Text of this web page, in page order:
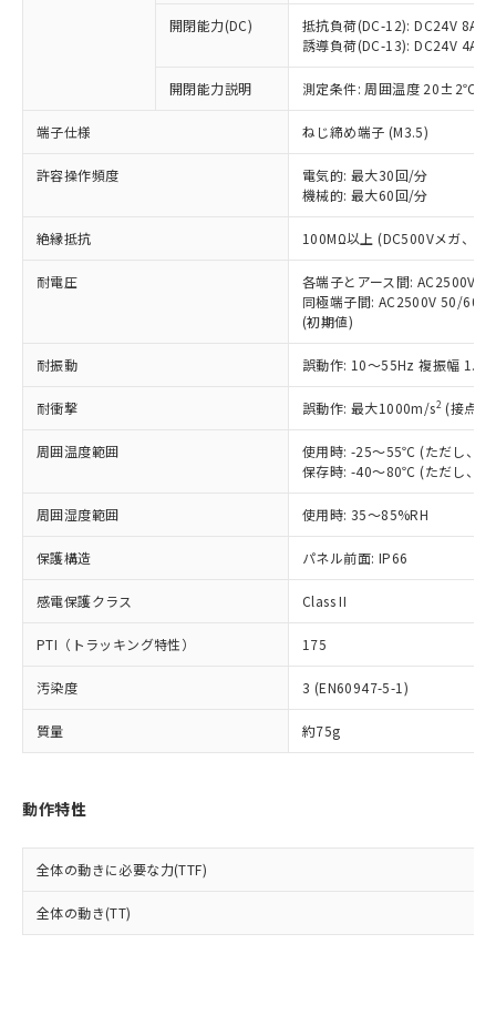
開閉能力(DC)
抵抗負荷(DC-12): DC24V 8A/
誘導負荷(DC-13): DC24V 4A/
開閉能力説明 測定条件: 周囲温度 20±2℃、
端子仕様 ねじ締め端子 (M3.5)
許容操作頻度
電気的: 最大30回/分
機械的: 最大60回/分
絶縁抵抗 100MΩ以上 (DC500Vメガ、点
耐電圧
各端子とアース間: AC2500V
同極端子間: AC2500V 50/
(初期値)
耐振動 誤動作: 10～55Hz 複振幅
耐衝撃 誤動作: 最大1000m/s2 (接点
周囲温度範囲
使用時: -25～55℃ (ただし、氷
保存時: -40～80℃ (ただし、氷
周囲湿度範囲 使用時: 35～85%RH
保護構造 パネル前面: IP66
感電保護クラス Class II
PTI（トラッキング特性） 175
汚染度 3 (EN60947-5-1)
質量 約75g
動作特性
全体の動きに必要な力(TTF)
全体の動き(TT)
商品の当社在庫状況および標準価格
(税抜)を提供させていただくもので
当社制御機器事業取扱商品の中には、
本サービスの対象外となる商品もある
ことをご了承ください。
在庫状況および標準価格照会結果は、
記載している更新日時点での社内デー
タに基づき作成されるものであり、閲
覧された時点での実際の在庫および標
準価格とは異なる場合があることをご
正式な納期状況および標準価格はお客
様のお取引先、またはお客様担当のオ
ムロン制御機器販売店・当社販売員に
オムロン制御機器販売店や当社販売拠
販売ネットワーク
」をご確認
在庫状況および標準価格結果を当社の
事前の承諾なく第三者に漏洩または開
示しないようお願いします。
マイパーツ機能（部品リスト作成サー
ビス）をご利用いただくには、I-Web
メンバーズにご登録されている必要が
あります。
お客様が当ウェブサイト上で当社にご
登録された部品リストについて、当社
および当社の共同利用者が、当社の製
品・サービスに関するお客様との取
引・商談に必要な範囲で利用すること
非含有の対応状況を調査中または確認中の
非該当品：ライセンス料など無形物で、有
害物質有無と関係のない商品です。
いたものが、含有品と判明した場合などや
むを得ず変更することがあります。
鉛(Pb) 1000ppm以下、 水銀(Hg) 1000ppm以下、 カド
六価クロム(Cr(Ⅵ)) 1000ppm以下、ポリ臭化ビフェニル
類(PBB) 1000ppm以下、ポリ臭化ジフェニルエーテル類
(PBDE) 1000ppm以下、フタル酸ビス(2-エチルヘキシ
ル) (DEHP)(別名：DOP) 1000ppm以下、フタル酸ブチ
ルベンジル（BBP） 1000ppm以下、フタル酸ジブチル
（DBP） 1000ppm以下、フタル酸ジイソブチル
但し、RoHS指令で産業用監視および制御機器に対する
図的な使用がないことを確認しています。
部品在庫の切り替え状況などにより、予定
月が前後することがあります。
※3 非含有証明書ダウンロード
下記の非含有証明書をダウンロードするこ
EU RoHS指令（10物質）の非含有証明書
ものではありません。
また、RoHS指令のフタル酸エステル類４
荷製品に未対応品が混在することから備考
「○」：最大均質材料含有率が中国RoHSの
基準値以下であることを示します。
「×」：最大均質材料含有率が中国RoHSの
基準値を超えていることを示します。
「－」：未確認です。当社販売部門へお問
い合わせください。
*中国RoHS10物質の基準値 (GB/T26572)：
Pb(鉛) :1000ppm、 Hg(水銀) : 1000ppm、 Cd(カドミウ
ム) : 100ppm、
Cr(Ⅵ)(六価クロム) : 1000ppm、 PBBs(ポリ臭化ビフェ
ニル類) : 1000ppm、 PBDEs(ポリ臭化ジフェニルエーテ
DBP(フタル酸ジブチル) : 1000ppm、 DIBP(フタル酸ジ
イソブチル) : 1000ppm、 BBP(フタル酸ブチルベンジ
DEHP(フタル酸ビス(2-エチルヘキシル)) : 1000ppm
「ｅ」：有害物質（10物質）のすべてが基
準値以下であることを示します。
「10」：通常の使用状況下において有害物
質が外部に漏えいし、環境に深刻な影響を
及ぼさない年数を意味します。
「－」：未確認です。当社販売部門へお問
当社は、これら貴社製品のうち、外国
為替および外国貿易法に定める商品
（以下｢規制貨物等」という）を輸出
または国外への提供する場合は、日本
国政府の輸出許可(または役務取引許
可)を取得するなどの必要な手続きを
当社は規制貨物を破棄する場合は、完
全に破砕するなど、違法に輸出されな
いよう必要な手段を講じます。
当社は貴社製品を、核兵器、ミサイ
ル、化学兵器、生物兵器またはその他
武器並びにこれらの製造装置等に一切
当社は、貴社製品を第三者に販売する
場合は、上記1、2および3の内容を当
該第三者に通知します。また当社は、
販売先および販売に係わる関係者が違
法に輸出するおそれがある場合は、取
り引きをいたしません。
キャンセル
一定数以上の在庫あり
一定数には満たないが在庫あり
在庫なし(最新の在庫状況につ
いては、お客様のお取引先、ま
たはお客様担当のオムロン制御
機器販売店・当社販売員にご確
受注生産機種、また在庫状況の
情報を公開していない機種